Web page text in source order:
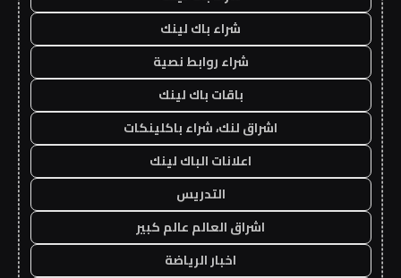
شراء باك لينك
شراء روابط نصية
باقات باك لينك
اشراق لنك، شراء باكلينكات
اعلانات الباك لينك
التدريس
اشراق العالم عالم كبير
اخبار الرياضة